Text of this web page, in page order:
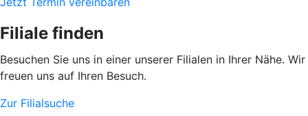
Filiale finden
Besuchen Sie uns in einer unserer Filialen in Ihrer Nähe. Wir
freuen uns auf Ihren Besuch.
Zur Filialsuche